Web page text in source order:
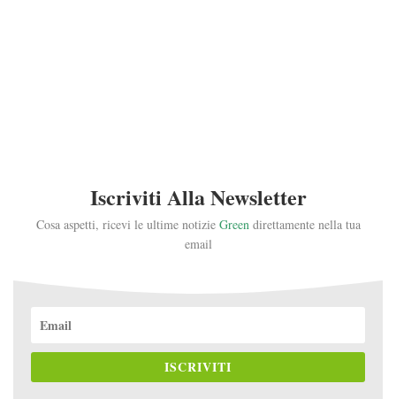
Iscriviti Alla Newsletter
Cosa aspetti, ricevi le ultime notizie Green direttamente nella tua
email
ISCRIVITI